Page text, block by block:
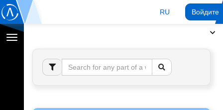
RU Войдите
Переключение
навигации